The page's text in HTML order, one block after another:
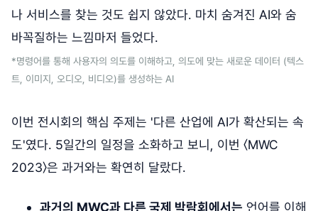
나 서비스를 찾는 것도 쉽지 않았다. 마치 숨겨진 AI와 숨
바꼭질하는 느낌마저 들었다.
*명령어를 통해 사용자의 의도를 이해하고, 의도에 맞는 새로운 데이터 (텍스
트, 이미지, 오디오, 비디오)를 생성하는 AI
이번 전시회의 핵심 주제는 '다른 산업에 AI가 확산되는 속
도'였다. 5일간의 일정을 소화하고 보니, 이번 〈MWC
2023〉은 과거와는 확연히 달랐다.
과거의 MWC과 다른 국제 박람회에서는 언어를 이해